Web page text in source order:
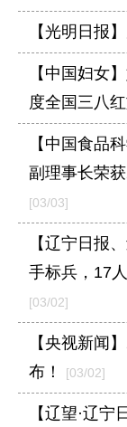
【光明日报
【中国妇女
度全国三八
【中国食品
副理事长荣
[03/03]
【辽宁日报
手标兵，17
[03/02]
【央视新闻
布！
[03/02]
【辽望·辽